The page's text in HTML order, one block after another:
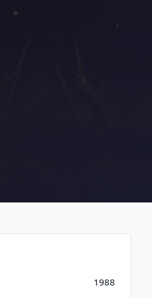
1988